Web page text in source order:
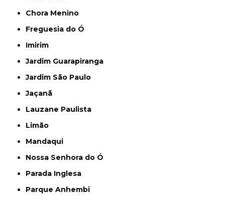
Chora Menino
Freguesia do Ó
Imirim
Jardim Guarapiranga
Jardim São Paulo
Jaçanã
Lauzane Paulista
Limão
Mandaqui
Nossa Senhora do Ó
Parada Inglesa
Parque Anhembi